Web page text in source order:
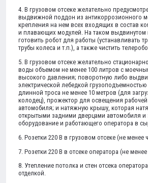
4. В грузовом отсеке желательно
выдвижной поддон из антикоррозионного
крепления на нем всех входящих в состав
и плавающих модулей. На таком выдвинутом
готовить робот для работы (устанавливать
трубы колеса и т.п.), а также чистить
5. В грузовом отсеке желательно
воды объемом не менее 100 литров с
высокого давления; поворотную либо
электрической лебедкой грузоподъемностью
длинной троса не менее 10 метров (для
колодец), прожектор для освещения
автомобиля; и натяжную крышу, которая
открытыми задними дверцами автомобиля и
оборудование и работающего оператора в
6. Розетки 220 В в грузовом отсеке (не менее
7. Розетки 220 В в отсеке оператора (не менее
8. Утепление потолка и стен отсека
отделкой.